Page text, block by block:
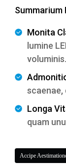
Monita
lumine
voluminis.
Longa
quam
Accipe